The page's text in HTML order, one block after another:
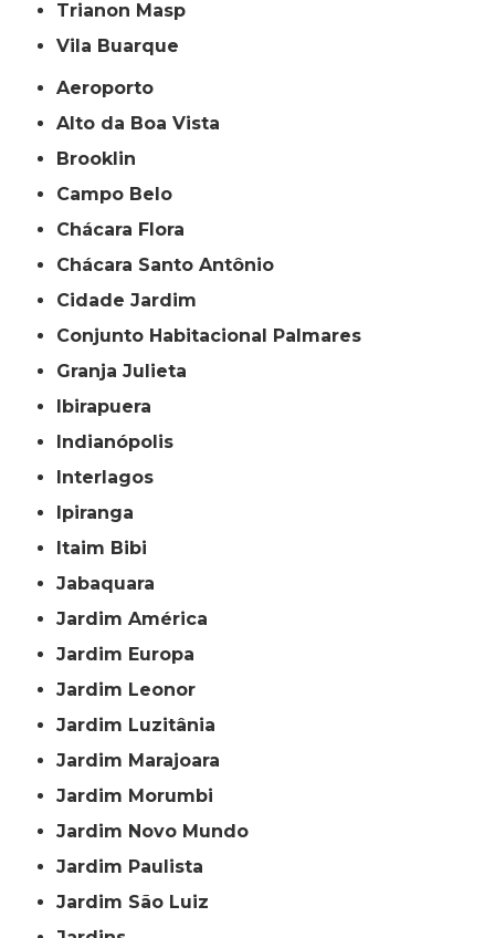
Trianon Masp
Vila Buarque
Aeroporto
Alto da Boa Vista
Brooklin
Campo Belo
Chácara Flora
Chácara Santo Antônio
Cidade Jardim
Conjunto Habitacional Palmares
Granja Julieta
Ibirapuera
Indianópolis
Interlagos
Ipiranga
Itaim Bibi
Jabaquara
Jardim América
Jardim Europa
Jardim Leonor
Jardim Luzitânia
Jardim Marajoara
Jardim Morumbi
Jardim Novo Mundo
Jardim Paulista
Jardim São Luiz